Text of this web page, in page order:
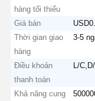
hàng tối thiểu
Giá bán
Thời gian giao
hàng
3-5
Điều khoản
thanh toán
L/
Khả năng cung